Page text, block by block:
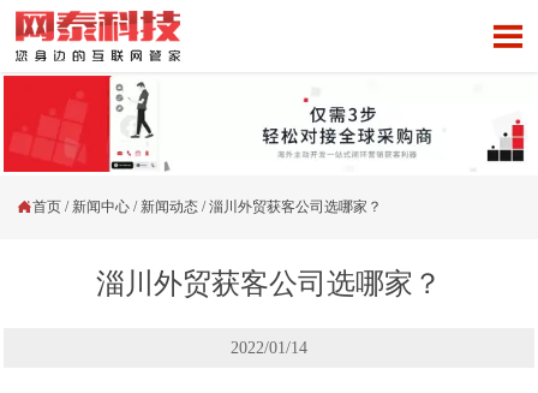

首页 / 新闻中心 / 新闻动态 /淄川外贸获客公司选哪家？
淄川外贸获客公司选哪家？
2022/01/14